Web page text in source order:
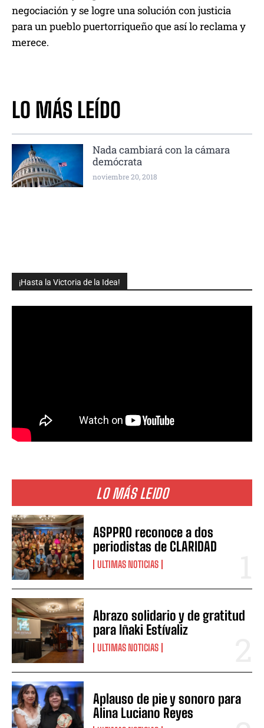
¡Hasta la Victoria de la Idea!
LO MÁS LEIDO
ASPPRO reconoce a dos
periodistas de CLARIDAD
ULTIMAS NOTICIAS
Abrazo solidario y de gratitud
para Iñaki Estívaliz
ULTIMAS NOTICIAS
Aplauso de pie y sonoro para
Alina Luciano Reyes
negociación y se logre una solución con justicia
para un pueblo puertorriqueño que así lo reclama y
merece.
LO MÁS LEÍDO
Nada cambiará con la cámara
demócrata
noviembre 20, 2018